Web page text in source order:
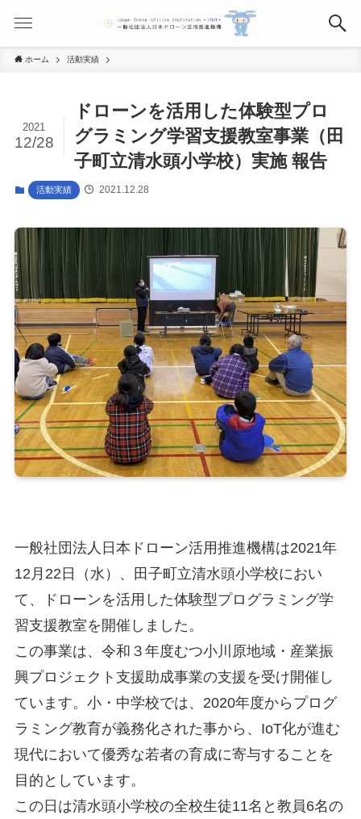
ホーム 活動実績
ドローンを活用した体験型プロ
グラミング学習支援教室事業（田
子町立清水頭小学校）実施 報告
2021
12/28
活動実績 2021.12.28
一般社団法人日本ドローン活用推進機構は2021年
12⽉22⽇（水）、田子町立清水頭小学校におい
て、ドローンを活用した体験型プログラミング学
習支援教室を開催しました。
この事業は、令和３年度むつ小川原地域・産業振
興プロジェクト支援助成事業の支援を受け開催し
ています。小・中学校では、2020年度からプログ
ラミング教育が義務化された事から、IoT化が進む
現代において優秀な若者の育成に寄与することを
目的としています。
この日は清水頭小学校の全校生徒11名と教員6名の